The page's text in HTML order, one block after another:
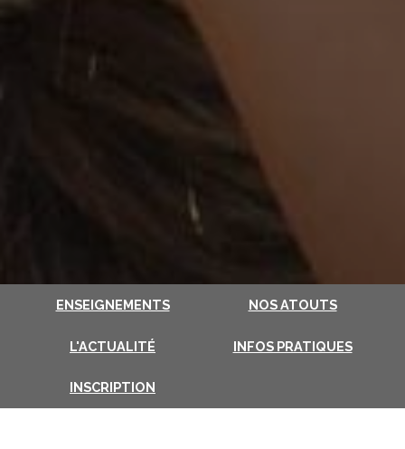
ENSEIGNEMENTS NOS ATOUTS
L'ACTUALITÉ INFOS PRATIQUES
INSCRIPTION